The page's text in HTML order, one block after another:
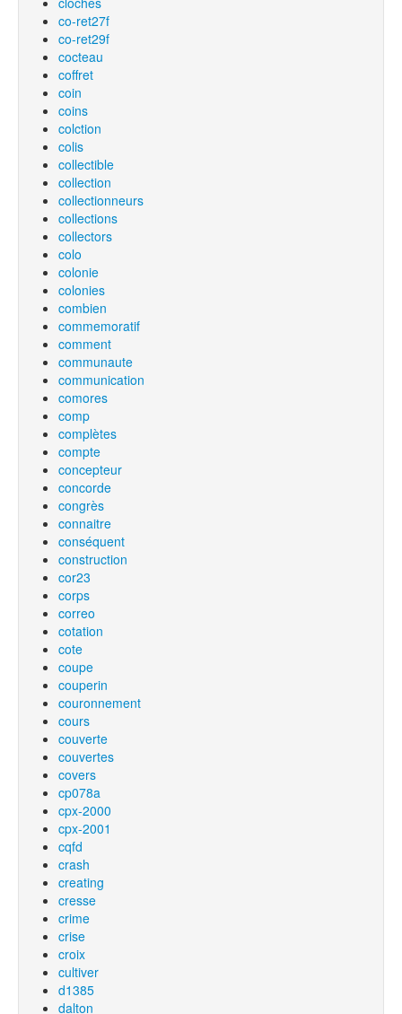
co-ret27f
co-ret29f
cocteau
coffret
coin
coins
colction
colis
collectible
collection
collectionneurs
collections
collectors
colo
colonie
colonies
combien
commemoratif
comment
communaute
communication
comores
comp
complètes
compte
concepteur
concorde
congrès
connaitre
conséquent
construction
cor23
corps
correo
cotation
cote
coupe
couperin
couronnement
cours
couverte
couvertes
covers
cp078a
cpx-2000
cpx-2001
cqfd
crash
creating
cresse
crime
crise
croix
cultiver
d1385
dalton